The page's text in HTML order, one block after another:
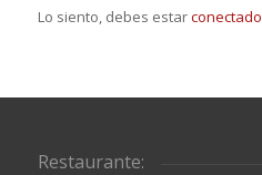
Lo siento, debes estarconectado
Restaurante: